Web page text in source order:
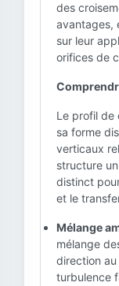
des
avantages,
sur leur
orifices de
Le profil de
sa forme
verticaux
structure
distinct
et le
Mélange
mélange
direction
turbulence